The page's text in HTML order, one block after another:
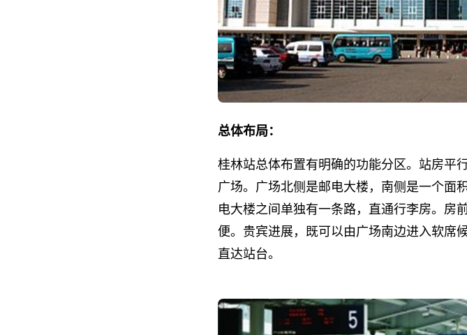
总体布局：
桂林站总体布置有明确的功能分区。站房平
广场。广场北侧是邮电大楼，南侧是一个面
电大楼之间单独有一条路，直通行李房。房
便。贵宾进展，既可以由广场南边进入软席
直达站台。